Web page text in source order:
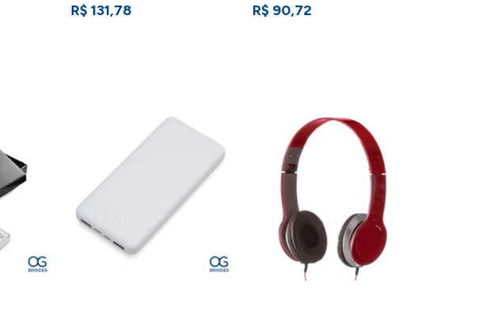
R$ 131,78 R$ 90,72